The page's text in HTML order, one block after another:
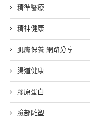
精準醫療
精神健康
肌膚保養 網路分享
腸道健康
膠原蛋白
臉部雕塑